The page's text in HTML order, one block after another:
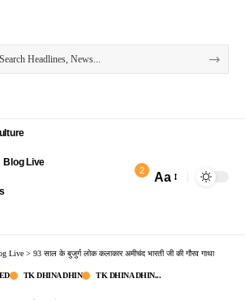
Blog Live
2 Aa
Live > 93 साल के बुजुर्ग लोक कलाकार अमीचंद भारती जी की गौरव गाथा
TK DHINA DHIN
TK DHINA DHIN...